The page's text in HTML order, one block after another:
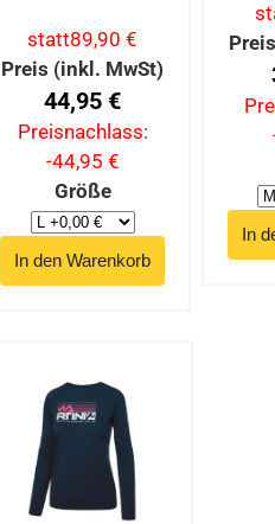
statt89,90 €
Preis (inkl. MwSt)
44,95 €
Preisnachlass:
-44,95 €
Größe